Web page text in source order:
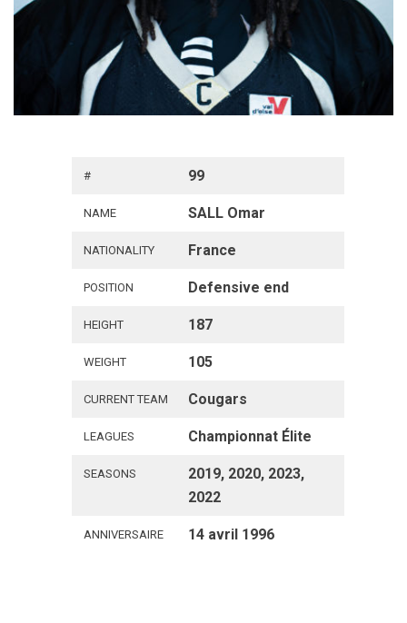
# 99
NAME SALL Omar
NATIONALITY France
POSITION Defensive end
HEIGHT 187
WEIGHT 105
CURRENT TEAM Cougars
LEAGUES Championnat Élite
SEASONS
2019, 2020, 2023,
2022
ANNIVERSAIRE 14 avril 1996